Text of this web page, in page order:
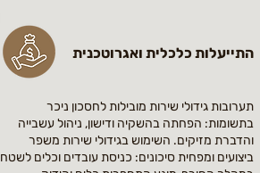
התייעלות כלכלית ואגרוטכנית
תערובות גידולי שירות מובילות לחסכון ניכר
בתשומות: הפחתה בהשקיה ודישון, ניהול עשבייה
והדברת מזיקים. השימוש בגידולי שירות משפר
ביצועים ומפחית סיכונים: כניסת עובדים וכלים לשטח